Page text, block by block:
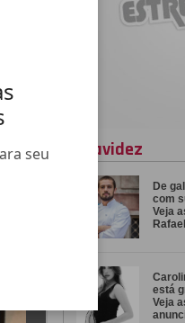
seu
gravidez
De
com
Veja
está
Veja
NO ESTRELANDO